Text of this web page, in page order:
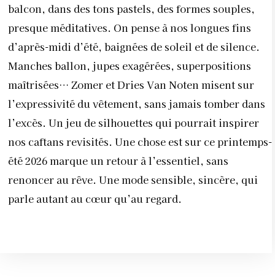
balcon, dans des tons pastels, des formes souples,
presque méditatives. On pense à nos longues fins
d’après-midi d’été, baignées de soleil et de silence.
Manches ballon, jupes exagérées, superpositions
maîtrisées… Zomer et Dries Van Noten misent sur
l’expressivité du vêtement, sans jamais tomber dans
l’excès. Un jeu de silhouettes qui pourrait inspirer
nos caftans revisités. Une chose est sur ce printemps-
été 2026 marque un retour à l’essentiel, sans
renoncer au rêve. Une mode sensible, sincère, qui
parle autant au cœur qu’au regard.